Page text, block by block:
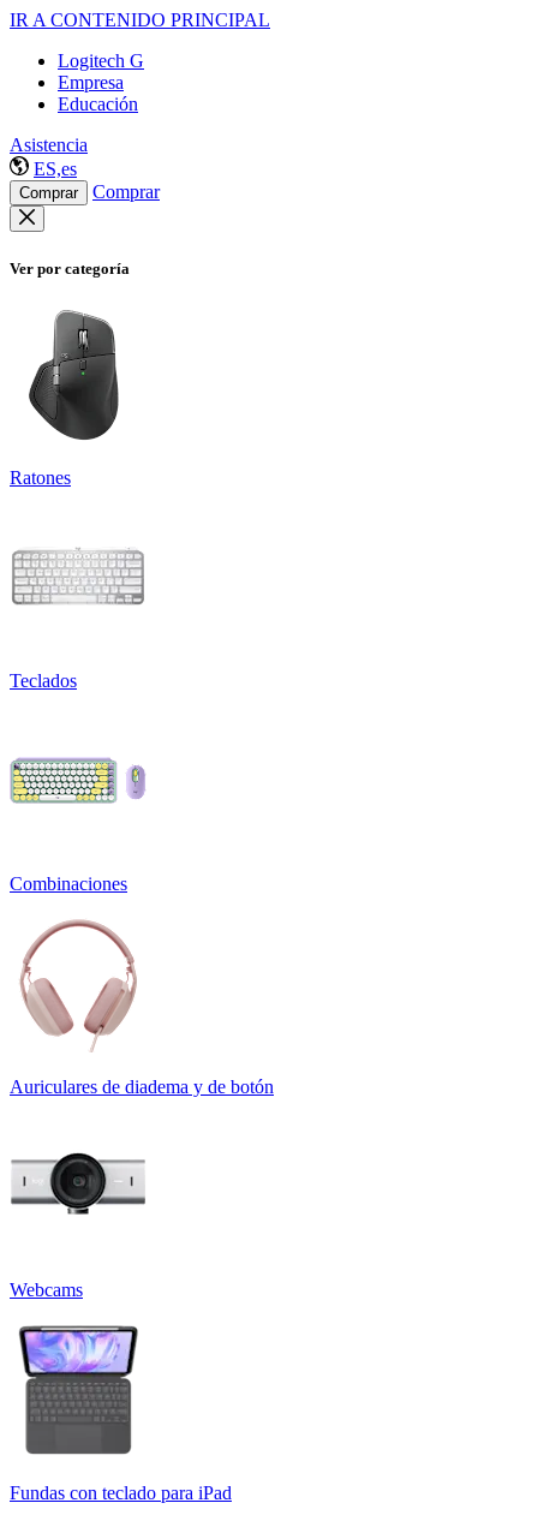
IR A CONTENIDO PRINCIPAL
Logitech G
Empresa
Educación
Asistencia
ES,es
Comprar Comprar
Ver por categoría
Ratones
Teclados
Combinaciones
Auriculares de diadema y de botón
Webcams
Fundas con teclado para iPad